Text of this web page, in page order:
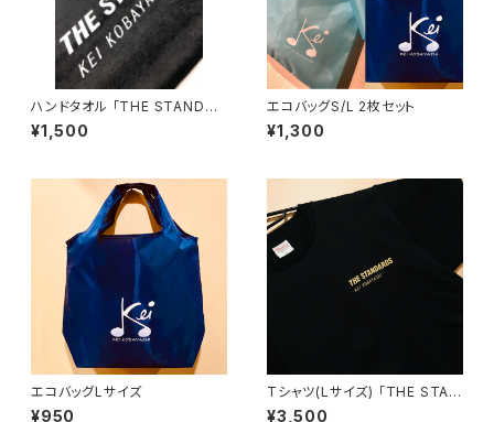
ハンドタオル 「THE STANDAR
DS」ロゴ入り
¥1,500
エコバッグS/L 2枚セット
¥1,300
エコバッグLサイズ
¥950
Tシャツ(Lサイズ) 「THE STAN
DARDS」ロゴ入り
¥3,500